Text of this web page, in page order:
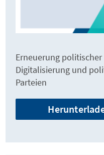
Erneuerung politischer
Digitalisierung und
Parteien